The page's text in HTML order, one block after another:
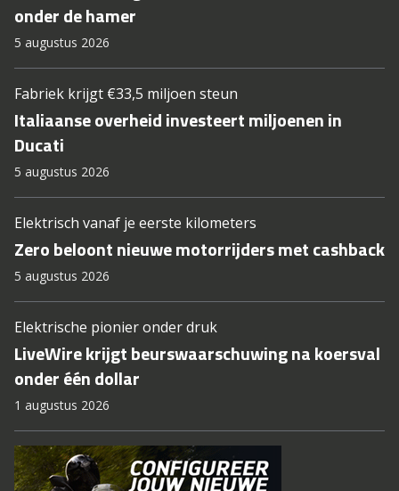
onder de hamer
5 augustus 2026
Fabriek krijgt €33,5 miljoen steun
Italiaanse overheid investeert miljoenen in
Ducati
5 augustus 2026
Elektrisch vanaf je eerste kilometers
Zero beloont nieuwe motorrijders met cashback
5 augustus 2026
Elektrische pionier onder druk
LiveWire krijgt beurswaarschuwing na koersval
onder één dollar
1 augustus 2026